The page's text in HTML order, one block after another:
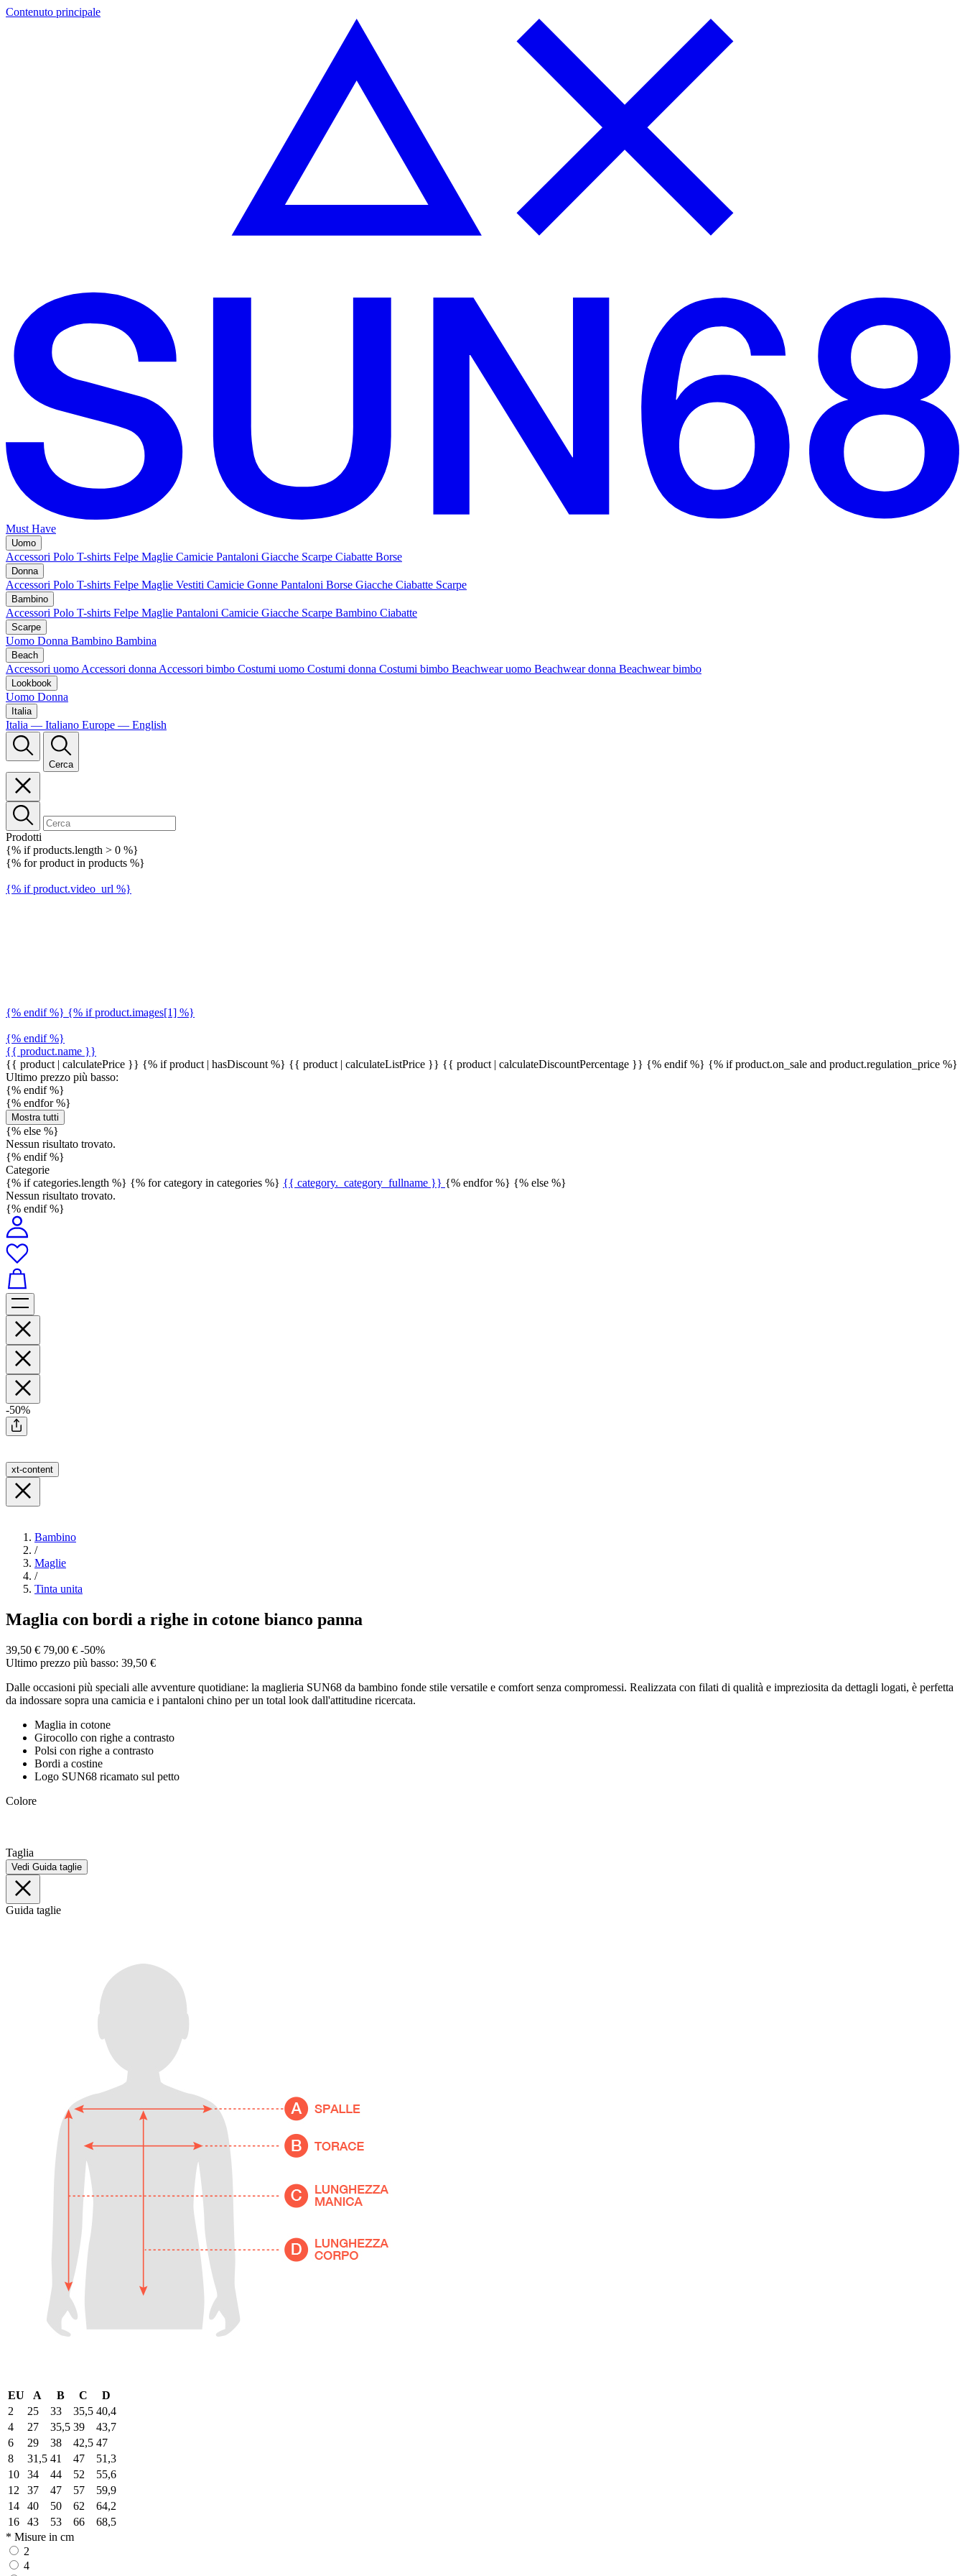
Contenuto principale
Must Have
Uomo
Accessori Polo T-shirts Felpe Maglie Camicie Pantaloni Giacche Scarpe Ciabatte Borse
Donna
Accessori Polo T-shirts Felpe Maglie Vestiti Camicie Gonne Pantaloni Borse Giacche Ciabatte Scarpe
Bambino
Accessori Polo T-shirts Felpe Maglie Pantaloni Camicie Giacche Scarpe Bambino Ciabatte
Scarpe
Uomo Donna Bambino Bambina
Beach
Accessori uomoAccessori donnaAccessori bimbo Costumi uomo Costumi donna Costumi bimbo Beachwear uomo Beachwear donna Beachwear bimbo
Lookbook
Uomo Donna
Italia
Italia — Italiano Europe — English
Cerca
Prodotti
{% if products.length > 0 %}
{% for product in products %}
{% if product.video_url %}
{% endif %} {% if product.images[1] %}
{% endif %}
{{ product.name }}
{{ product | calculatePrice }} {% if product | hasDiscount %} {{ product | calculateListPrice }} {{ product | calculateDiscountPercentage }} {% endif %} {% if product.on_sale and product.regulation_price %}
Ultimo prezzo più basso:
{% endif %}
{% endfor %}
Mostra tutti
{% else %}
Nessun risultato trovato.
{% endif %}
Categorie
{% if categories.length %} {% for category in categories %} {{ category._category_fullname }} {% endfor %} {% else %}
Nessun risultato trovato.
{% endif %}
-50%
xt-content
Bambino
/
Maglie
/
Tinta unita
Maglia con bordi a righe in cotone bianco panna
39,50 € 79,00 € -50%
Ultimo prezzo più basso: 39,50 €
Dalle occasioni più speciali alle avventure quotidiane: la maglieria SUN68 da bambino fonde stile versatile e comfort senza compromessi. Realizzata con filati di qualità e impreziosita da dettagli logati, è perfetta
da indossare sopra una camicia e i pantaloni chino per un total look dall'attitudine ricercata.
Maglia in cotone
Girocollo con righe a contrasto
Polsi con righe a contrasto
Bordi a costine
Logo SUN68 ricamato sul petto
Colore
Taglia
Vedi Guida taglie
Guida taglie
EU A B C
D
2
25 33 35,5 40,4
4
27 35,5 39
43,7
6
29 38 42,5 47
8
31,5 41 47
51,3
10
34 44 52
55,6
12
37 47 57
59,9
14
40 50 62
64,2
16
43 53 66
68,5
* Misure in cm
2
4